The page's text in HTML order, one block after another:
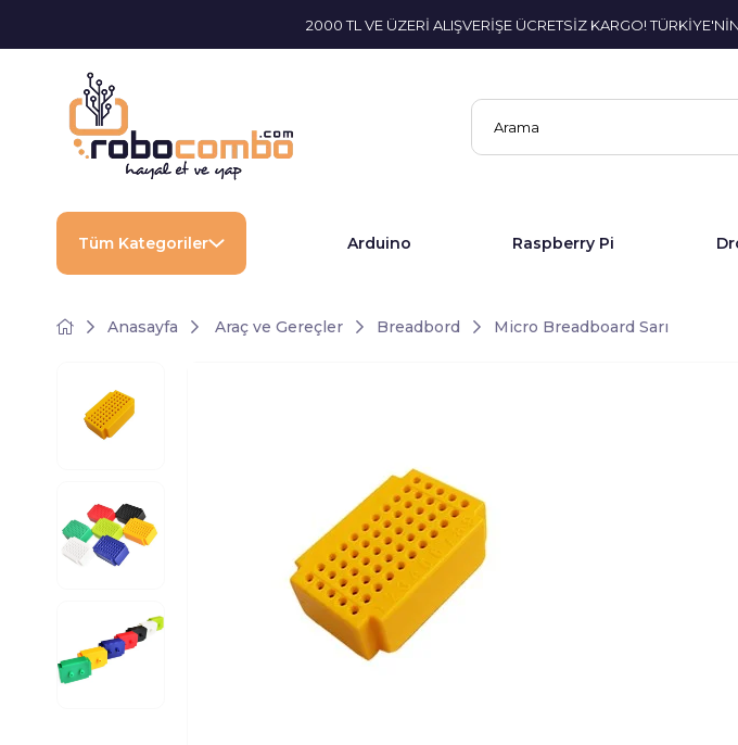
2000 TL VE ÜZERİ ALIŞVERİŞE ÜCRETSİZ KARGO!
Tüm Kategoriler Arduino Raspberry Pi
Anasayfa Araç ve Gereçler Breadbord Micro Breadboard Sarı